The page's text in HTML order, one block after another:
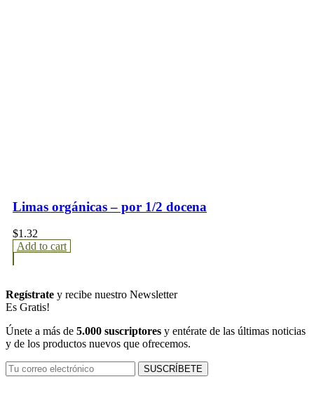
Limas orgánicas – por 1/2 docena
$1.32
Add to cart
Regístrate y recibe nuestro Newsletter
Es Gratis!
Únete a más de 5.000 suscriptores y entérate de las últimas noticias
y de los productos nuevos que ofrecemos.